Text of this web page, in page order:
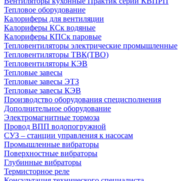
Тепловое оборудование
Калориферы для вентиляции
Калориферы КСк водяные
Калориферы КПСк паровые
Тепловентиляторы электрические промышленные
Тепловентиляторы ТВК(ТВО)
Тепловентиляторы КЭВ
Тепловые завесы
Тепловые завесы ЭТЗ
Тепловые завесы КЭВ
Производство оборудования специсполнения
Дополнительное оборудование
Электромагнитные тормоза
Провод ВПП водопогружной
СУЗ – станции управления к насосам
Промышленные вибраторы
Поверхностные вибраторы
Глубинные вибраторы
Термисторное реле